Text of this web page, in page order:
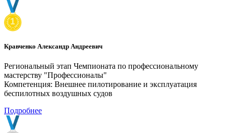
Кравченко Александр Андреевич
Региональный этап Чемпионата по профессиональному
мастерству "Профессионалы"
Компетенция: Внешнее пилотирование и эксплуатация
беспилотных воздушных судов
Подробнее